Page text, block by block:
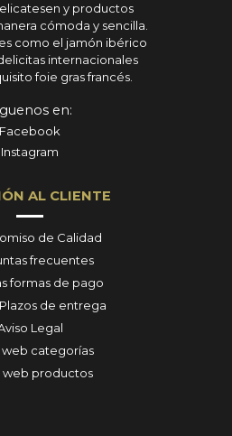
y productos
cómoda y sencilla.
como el jamón ibérico
internacionales
foie gras francés.
en:
Facebook
Instagram
AL CLIENTE
de Calidad
frecuentes
formas de pago
Plazos de entrega
Legal
web categorías
web productos